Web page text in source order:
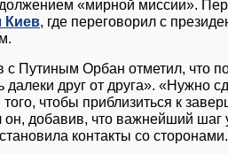
«мирной миссии».
Киев, где переговорил с
с Путиным Орбан отметил, что
друг от друга». «Нужно
чтобы приблизиться к
он, добавив, что важнейший шаг
контакты со сторонами.